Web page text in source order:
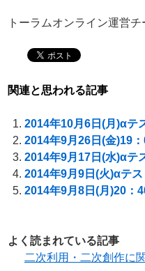
トーラムオンライン運営チ
関連と思われる記事
2014年10月6日(月)αテ
2014年9月26日(金)19
2014年9月17日(水)αテ
2014年9月9日(火)αテ
2014年9月8日(月)20：
よく読まれている記事
二次利用・二次創作に